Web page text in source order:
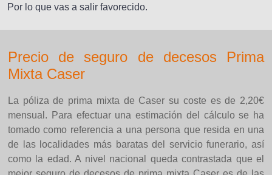
Por lo que vas a salir favorecido.
Precio de seguro de decesos Prima
Mixta Caser
La póliza de prima mixta de Caser su coste es de 2,20€
mensual. Para efectuar una estimación del cálculo se ha
tomado como referencia a una persona que resida en una
de las localidades más baratas del servicio funerario, así
como la edad. A nivel nacional queda contrastada que el